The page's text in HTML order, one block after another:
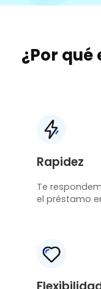
¿Por
Rapidez
Te
el préstamo